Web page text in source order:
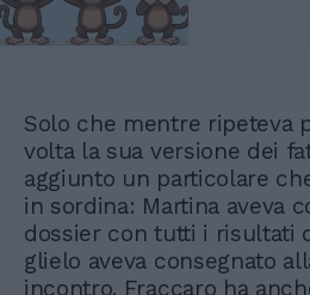
Solo che mentre ripeteva
volta la sua versione dei
aggiunto un particolare
in sordina: Martina aveva
dossier con tutti i risultati
glielo aveva consegnato
incontro. Fraccaro ha